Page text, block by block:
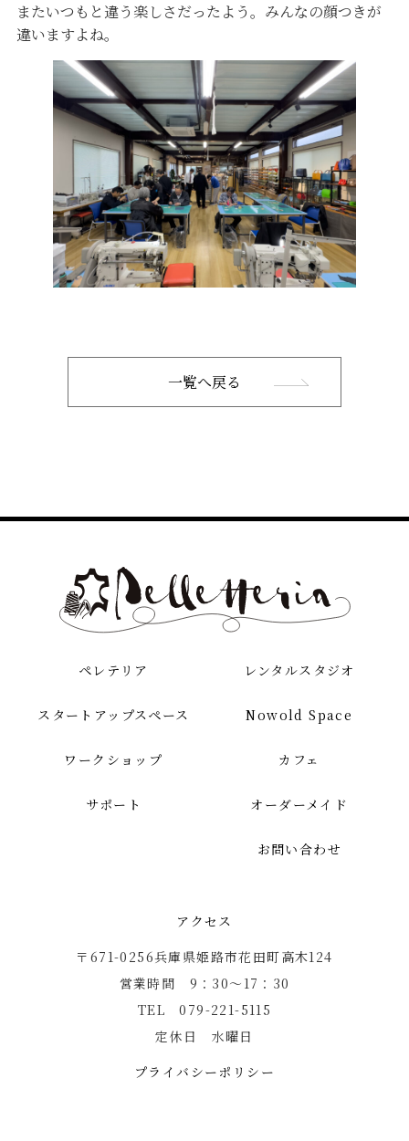
またいつもと違う楽しさだったよう。みんなの顔つきが
違いますよね。
一覧へ戻る
ペレテリア
スタートアップスペース
ワークショップ
サポート
レンタルスタジオ
Nowold Space
カフェ
オーダーメイド
お問い合わせ
アクセス
〒671-0256兵庫県姫路市花田町高木124
営業時間 9：30〜17：30
TEL 079-221-5115
定休日 水曜日
プライバシーポリシー